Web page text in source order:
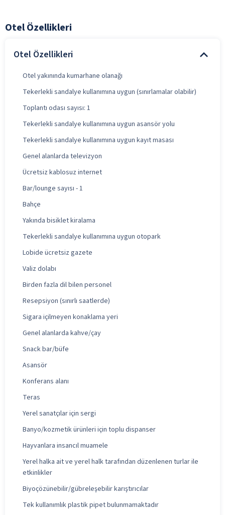
Otel Özellikleri
Otel Özellikleri
Otel yakınında kumarhane olanağı
Tekerlekli sandalye kullanımına uygun (sınırlamalar olabilir)
Toplantı odası sayısı: 1
Tekerlekli sandalye kullanımına uygun asansör yolu
Tekerlekli sandalye kullanımına uygun kayıt masası
Genel alanlarda televizyon
Ücretsiz kablosuz internet
Bar/lounge sayısı - 1
Bahçe
Yakında bisiklet kiralama
Tekerlekli sandalye kullanımına uygun otopark
Lobide ücretsiz gazete
Valiz dolabı
Birden fazla dil bilen personel
Resepsiyon (sınırlı saatlerde)
Sigara içilmeyen konaklama yeri
Genel alanlarda kahve/çay
Snack bar/büfe
Asansör
Konferans alanı
Teras
Yerel sanatçılar için sergi
Banyo/kozmetik ürünleri için toplu dispanser
Hayvanlara insancıl muamele
Yerel halka ait ve yerel halk tarafından düzenlenen turlar ile
etkinlikler
Biyoçözünebilir/gübreleşebilir karıştırıcılar
Tek kullanımlık plastik pipet bulunmamaktadır